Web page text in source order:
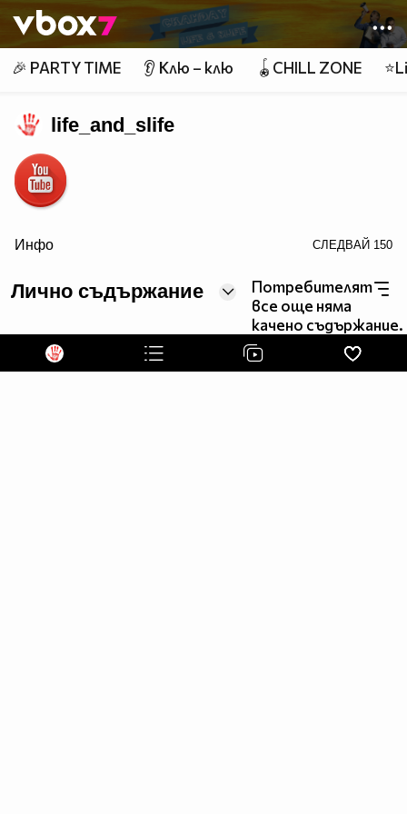
👾
🎉 PARTY TIME 👂 Клю – клю 🪀CHILL ZONE
life_and_slife
social-media-circles/64/Facebook-icon.png" />
Инфо СЛЕДВАЙ 150
Лично съдържание
Потребителят
все още няма
качено съдържание.